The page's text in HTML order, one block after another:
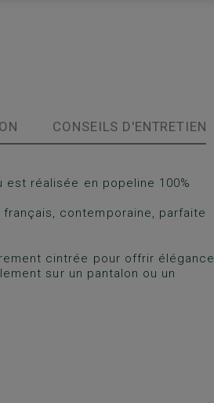
CONSEILS D'ENTRETIEN
réalisée en popeline 100%
contemporaine, parfaite
cintrée pour offrir élégance
sur un pantalon ou un